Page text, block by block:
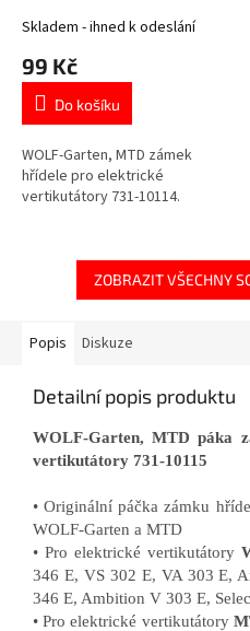
Skladem - ihned k odeslání
99 Kč
Do košíku
WOLF-Garten, MTD zámek
hřídele pro elektrické
vertikutátory 731-10114.
ZOBRAZIT VŠECHNY
Popis Diskuze
Detailní popis produktu
WOLF-Garten, MTD páka
vertikutátory 731-10115
• Originální páčka zámku
WOLF-Garten a MTD
• Pro elektrické vertikutátory
346 E, VS 302 E, VA 303 E,
346 E, Ambition V 303 E,
• Pro elektrické vertikutátory